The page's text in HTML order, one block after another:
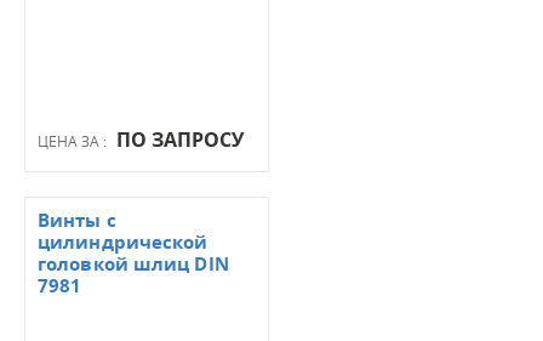
ЦЕНА ЗА : ПО ЗАПРОСУ
Винты с
цилиндрической
головкой шлиц DIN
7981